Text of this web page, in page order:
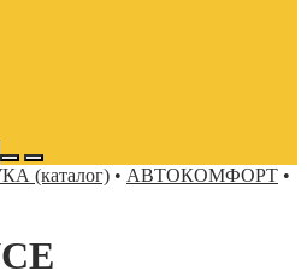
(каталог) • АВТОКОМФОРТ •